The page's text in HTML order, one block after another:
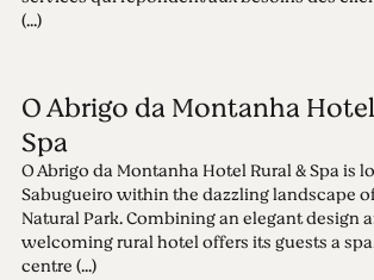
(...)
O Abrigo da Montanha
Spa
O Abrigo da Montanha Hotel Rural & Spa is
Sabugueiro within the dazzling landscape
Natural Park. Combining an elegant design
welcoming rural hotel offers its guests a
centre (...)